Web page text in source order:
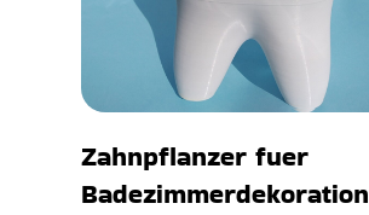
Zahnpflanzer fuer
Badezimmerdekoration